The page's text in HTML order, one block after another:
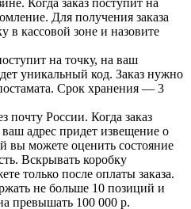
Для получения заказа
в кассовой зоне и назовите
на точку, на ваш
уникальный код. Заказ нужно
Срок хранения — 3
почту России. Когда заказ
адрес придет извещение о
вы можете оценить состояние
Вскрывать коробку
только после оплаты заказа.
не больше 10 позиций и
превышать 100 000 р.